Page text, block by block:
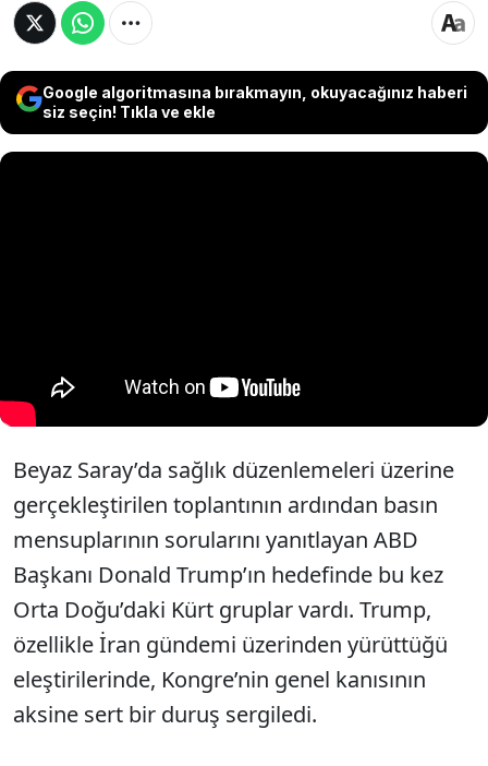
Google algoritmasına bırakmayın, okuyacağınız haberi
siz seçin! Tıkla ve ekle
Beyaz Saray’da sağlık düzenlemeleri üzerine
gerçekleştirilen toplantının ardından basın
mensuplarının sorularını yanıtlayan ABD
Başkanı Donald Trump’ın hedefinde bu kez
Orta Doğu’daki Kürt gruplar vardı. Trump,
özellikle İran gündemi üzerinden yürüttüğü
eleştirilerinde, Kongre’nin genel kanısının
aksine sert bir duruş sergiledi.